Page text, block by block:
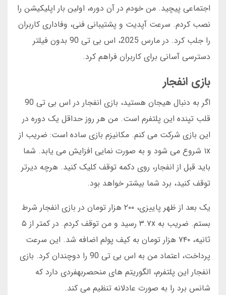
اجتماعی پیچید. من خودم در آن دوره، اولین بار اپلیکیشن را
نصب کردم. سرعت آپدیت و پشتیبانی فنی، وفاداری کاربران
را جلب کرد. در مارس 2025، اس بی تی 90 بدون فیلتر
دسترسی آسانی برای کاربران فراهم کرد.
بازی انفجار
اگر به دنبال هیجان هستید، بازی انفجار در اس بی تی 90
قلب تپنده این پلتفرم است. من هر روز حداقل یک دوره در
این بازی شرکت می کنم. مکانیزم بازی ساده است: ضریب از
۱x شروع می شود و به صورت نمایی افزایش می یابد. شما
باید قبل از انفجار، روی دکمه توقف کلیک کنید. هرچه دیرتر
توقف کنید، برد شما بیشتر خواهد بود.
یک بعد از ظهر پاییزی، ۲۰۰ هزار تومان در بازی انفجار شرط
بستم. ضریب به ۳.۷x رسید و من توقف کردم. در کمتر از ۵
ثانیه، ۷۴۰ هزار تومان به کیف پولم اضافه شد. این سرعت
پرداخت، اعتماد من به اس بی تی 90 را دوچندان کرد. بازی
انفجار این پلتفرم، الگوریتم های منحصربهفردی دارد که
شانس برد را به صورت عادلانه تنظیم می کند.